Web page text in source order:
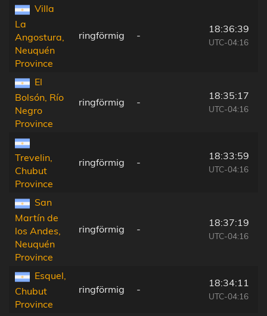
Villa
La
Angostura,
Neuquén
Province
ringförmig -
18:36:39
UTC-04:16
El
Bolsón, Río
Negro
Province
ringförmig -
18:35:17
UTC-04:16
Trevelin,
Chubut
Province
ringförmig -
18:33:59
UTC-04:16
San
Martín de
los Andes,
Neuquén
Province
ringförmig -
18:37:19
UTC-04:16
Esquel,
Chubut
Province
ringförmig -
18:34:11
UTC-04:16